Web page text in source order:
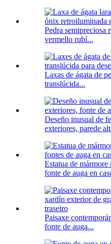
Pedra
vermello rubí...
Laxas de ágata de
translúcida...
Deseño inusual de
exteriores, parede
Estatua de
fonte de auga en
Paisaxe
fonte de auga...